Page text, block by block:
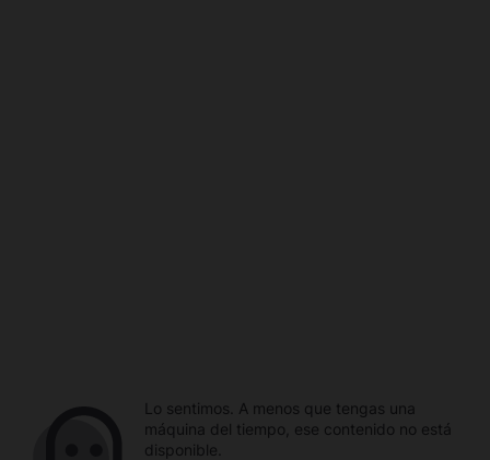
Lo sentimos. A menos que tengas una
máquina del tiempo, ese contenido no está
disponible.